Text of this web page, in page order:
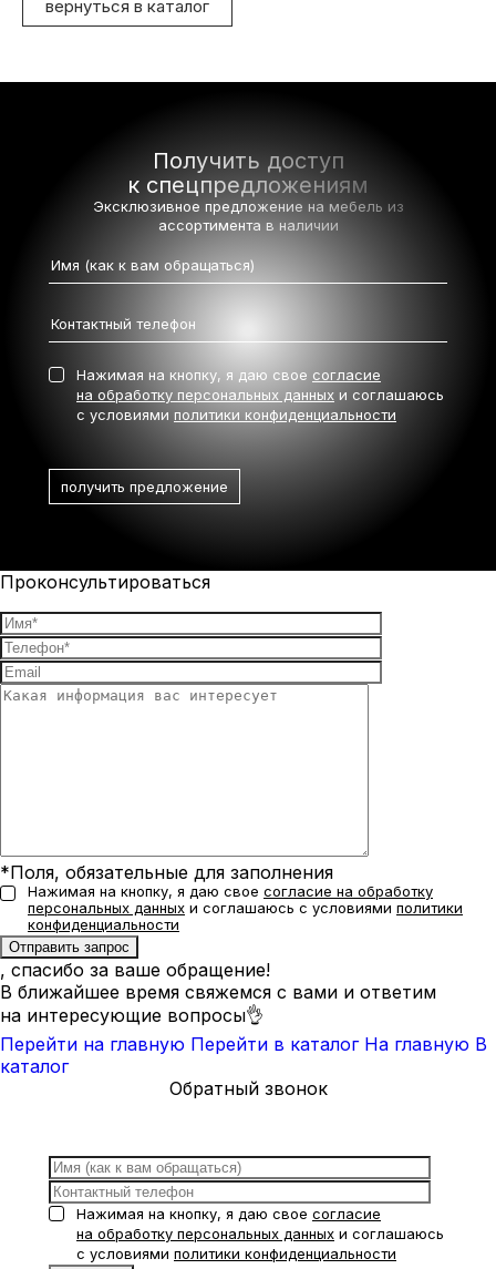
вернуться в каталог
Получить доступ
к спецпредложениям
Эксклюзивное предложение на мебель из
ассортимента в наличии
Нажимая на кнопку, я даю свое согласие
на обработку персональных данных и соглашаюсь
с условиями политики конфиденциальности
Проконсультироваться
*Поля, обязательные для заполнения
Нажимая на кнопку, я даю свое согласие на обработку
персональных данных и соглашаюсь с условиями политики
конфиденциальности
, спасибо за ваше обращение!
В ближайшее время свяжемся с вами и ответим
на интересующие вопросы👌
Перейти на главную Перейти в каталог На главную В
каталог
Обратный звонок
Нажимая на кнопку, я даю свое согласие
на обработку персональных данных и соглашаюсь
с условиями политики конфиденциальности